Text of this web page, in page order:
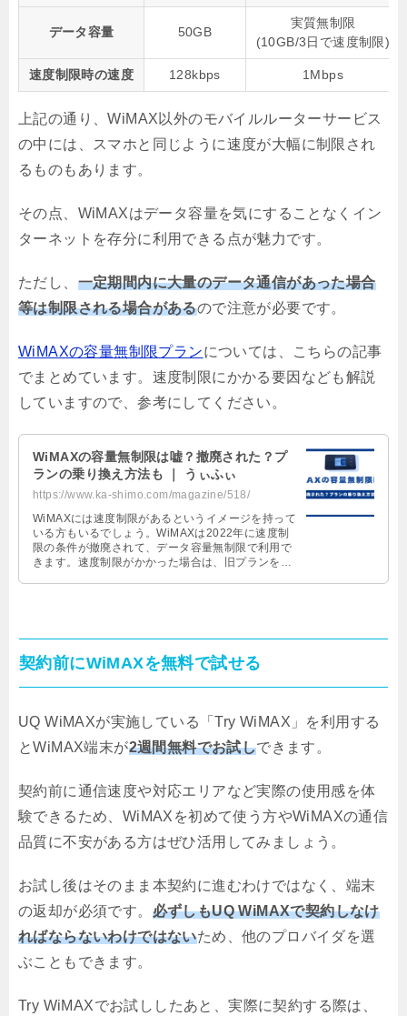
データ容量 50GB
実質無制限
(10GB/3日で速度制限)
速度制限時の速度 128kbps 1Mbps
上記の通り、WiMAX以外のモバイルルーターサービス
の中には、スマホと同じように速度が大幅に制限され
るものもあります。
その点、WiMAXはデータ容量を気にすることなくイン
ターネットを存分に利用できる点が魅力です。
ただし、 一定期間内に大量のデータ通信があった場合
等は制限される場合があるので注意が必要です。
WiMAXの容量無制限プランについては、こちらの記事
でまとめています。速度制限にかかる要因なども解説
していますので、参考にしてください。
WiMAXの容量無制限は嘘？撤廃された？プ
ランの乗り換え方法も ｜ うぃふぃ
https://www.ka-shimo.com/magazine/518/
WiMAXには速度制限があるというイメージを持って
いる方もいるでしょう。WiMAXは2022年に速度制
限の条件が撤廃されて、データ容量無制限で利用で
きます。速度制限がかかった場合は、旧プランを使
契約前にWiMAXを無料で試せる
UQ WiMAXが実施している「Try WiMAX」を利用する
とWiMAX端末が2週間無料でお試しできます。
契約前に通信速度や対応エリアなど実際の使用感を体
験できるため、WiMAXを初めて使う方やWiMAXの通信
品質に不安がある方はぜひ活用してみましょう。
お試し後はそのまま本契約に進むわけではなく、端末
の返却が必須です。 必ずしもUQ WiMAXで契約しなけ
ればならないわけではないため、他のプロバイダを選
ぶこともできます。
Try WiMAXでお試ししたあと、実際に契約する際は、